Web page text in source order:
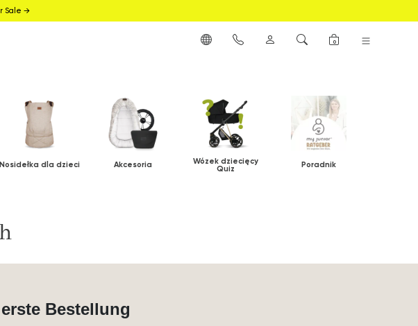
0
Sale →
Nosidełka dla dzieci Akcesoria Wózek dziecięcy
Quiz Poradnik
Bestellung